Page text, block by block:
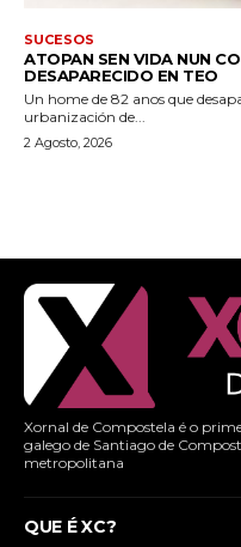
SUCESOS
ATOPAN SEN VIDA NUN
DESAPARECIDO EN TEO
Un home de 82 anos que
urbanización de...
2 Agosto, 2026
Xornal de Compostela é o
galego de Santiago de
metropolitana
QUE É XC?